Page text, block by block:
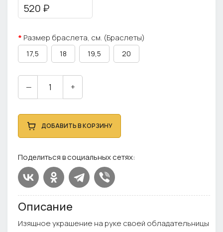
520 ₽
Размер браслета, см. (Браслеты)
17,5 18 19,5 20
— +
ДОБАВИТЬ В КОРЗИНУ
Поделиться в социальных сетях:
Описание
Изящное украшение на руке своей обладательницы